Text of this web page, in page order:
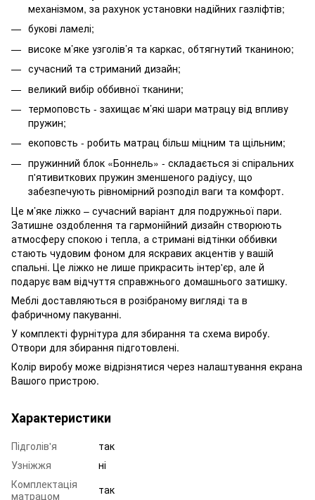
механізмом, за рахунок установки надійних газліфтів;
букові ламелі;
високе м’яке узголів’я та каркас, обтягнутий тканиною;
сучасний та стриманий дизайн;
великий вибір оббивної тканини;
термоповсть - захищає м’які шари матрацу від впливу
пружин;
екоповсть - робить матрац більш міцним та щільним;
пружинний блок «Боннель» - складається зі спіральних
п'ятивиткових пружин зменшеного радіусу, що
забезпечують рівномірний розподіл ваги та комфорт.
Це м’яке ліжко – сучасний варіант для подружньої пари.
Затишне оздоблення та гармонійний дизайн створюють
атмосферу спокою і тепла, а стримані відтінки оббивки
стають чудовим фоном для яскравих акцентів у вашій
спальні. Це ліжко не лише прикрасить інтер'єр, але й
подарує вам відчуття справжнього домашнього затишку.
Меблі доставляються в розібраному вигляді та в
фабричному пакуванні.
У комплекті фурнітура для збирання та схема виробу.
Отвори для збирання підготовлені.
Колір виробу може відрізнятися через налаштування екрана
Вашого пристрою.
Характеристики
Підголів'я
так
Узніжжя
ні
Комплектація
матрацом
так